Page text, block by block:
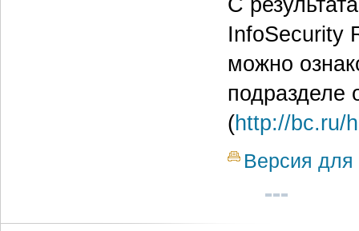
InfoSecurity
можно
(http://bc.ru/
Версия для